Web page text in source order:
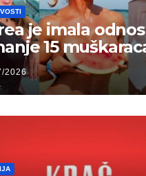
je imala
15
– „Doktor
(FOTO)
2026